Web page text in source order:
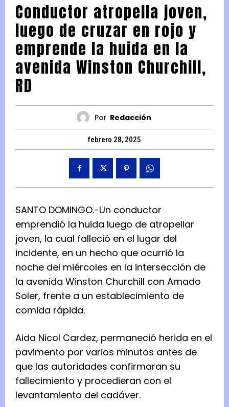
Conductor atropella joven,
luego de cruzar en rojo y
emprende la huida en la
avenida Winston Churchill,
RD
Por Redacción
febrero 28, 2025
SANTO DOMINGO.-Un conductor
emprendió la huida luego de atropellar
joven, la cual falleció en el lugar del
incidente, en un hecho que ocurrió la
noche del miércoles en la intersección de
la avenida Winston Churchill con Amado
Soler, frente a un establecimiento de
comida rápida.
Aida Nicol Cardez, permaneció herida en el
pavimento por varios minutos antes de
que las autoridades confirmaran su
fallecimiento y procedieran con el
levantamiento del cadáver.